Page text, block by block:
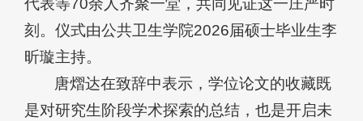
代表等70余人齐聚一堂，共同见证这一庄严时
刻。仪式由公共卫生学院2026届硕士毕业生李
昕璇主持。
唐熠达在致辞中表示，学位论文的收藏既
是对研究生阶段学术探索的总结，也是开启未